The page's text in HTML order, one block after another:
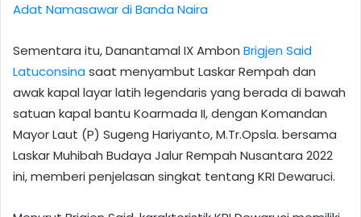
Adat Namasawar di Banda Naira
Sementara itu, Danantamal IX Ambon Brigjen Said
Latuconsinasaat menyambut Laskar Rempah dan
awak kapal layar latih legendaris yang berada di bawah
satuan kapal bantu Koarmada II, dengan Komandan
Mayor Laut (P) Sugeng Hariyanto, M.Tr.Opsla. bersama
Laskar Muhibah Budaya Jalur Rempah Nusantara 2022
ini, memberi penjelasan singkat tentang KRI Dewaruci.